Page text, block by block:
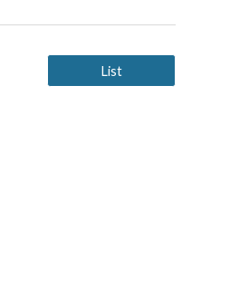
List